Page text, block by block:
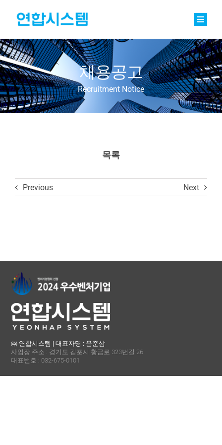
content
Toggle
정밀기계부품
베어링
바로팩토리 Basic
채용
회사소개
채용공고
Recruitment Notice
목록
Previous Next
㈜ 연합시스템 | 대표자명 : 윤준삼
사업장 주소 : 경기도 김포시 황금로 323번길 26
대표번호 : 032-675-0101